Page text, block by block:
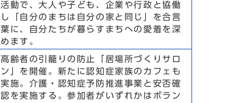
活動で、大人や子ども、企業や行政と協働
し「自分のまちは自分の家と同じ」を合言
葉に、自分たちが暮らすまちへの愛着を深
めます。
高齢者の引籠りの防止「居場所づくりサロ
ン」を開催。新たに認知症家族のカフェも
実施。介護・認知症予防推進事業と安否確
認を実施する。参加者がいずれかはボラン